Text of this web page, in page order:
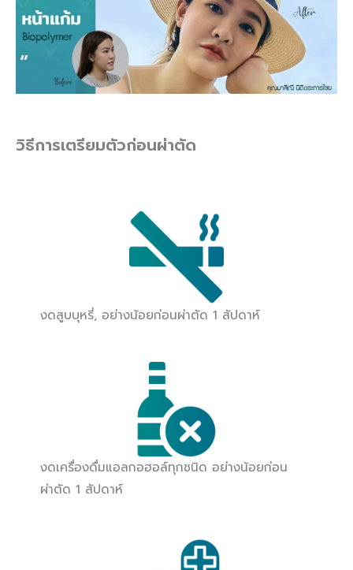
วิธีการเตรียมตัวก่อนผ่าตัด
งดสูบบุหรี่, อย่างน้อยก่อนผ่าตัด 1 สัปดาห์
งดเครื่องดื่มแอลกอฮอล์ทุกชนิด อย่างน้อยก่อน
ผ่าตัด 1 สัปดาห์